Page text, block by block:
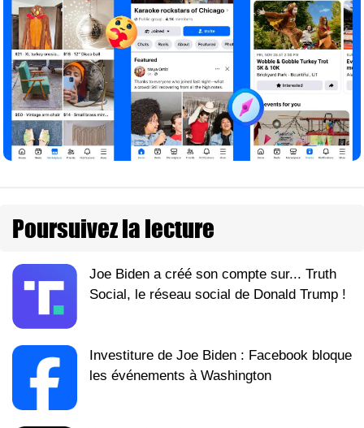
Poursuivez la lecture
Joe Biden a créé son compte sur... Truth
Social, le réseau social de Donald Trump !
Investiture de Joe Biden : Facebook bloque
les événements à Washington